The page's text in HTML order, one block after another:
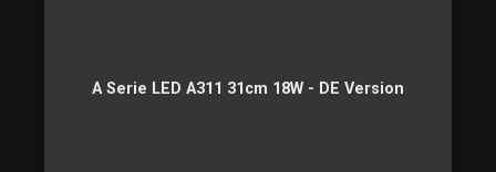
A Serie LED A311 31cm 18W - DE Version